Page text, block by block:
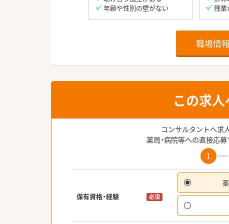
年齢や性別の壁がない
残業
職場情
この求
コンサルタントへ求
薬局・病院等への直接応
1
保有資格・経験 必須